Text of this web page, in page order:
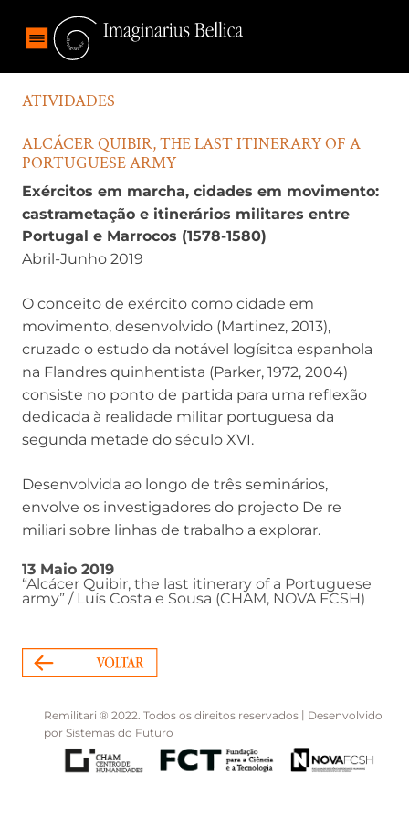
ATIVIDADES
ALCÁCER QUIBIR, THE LAST ITINERARY OF A
PORTUGUESE ARMY
Exércitos em marcha, cidades em movimento:
castrametação e itinerários militares entre
Portugal e Marrocos (1578-1580)
Abril-Junho 2019
O conceito de exército como cidade em
movimento, desenvolvido (Martinez, 2013),
cruzado o estudo da notável logísitca espanhola
na Flandres quinhentista (Parker, 1972, 2004)
consiste no ponto de partida para uma reflexão
dedicada à realidade militar portuguesa da
segunda metade do século XVI.
Desenvolvida ao longo de três seminários,
envolve os investigadores do projecto De re
miliari sobre linhas de trabalho a explorar.
13 Maio 2019
“Alcácer Quibir, the last itinerary of a Portuguese
army” / Luís Costa e Sousa (CHAM, NOVA FCSH)
Remilitari ® 2022. Todos os direitos reservados | Desenvolvido
por Sistemas do Futuro